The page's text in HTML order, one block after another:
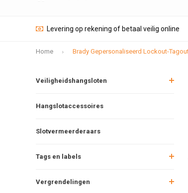
Levering op rekening of betaal veilig online
Home Brady Gepersonaliseerd Lockout-
Veiligheidshangsloten
Hangslotaccessoires
Slotvermeerderaars
Tags en labels
Vergrendelingen